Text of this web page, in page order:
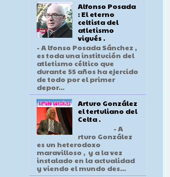
Alfonso Posada
: El eterno
celtista del
atletismo
vigués .
- A lfonso Posada Sánchez ,
es toda una institución del
atletismo céltico que
durante 55 años ha ejercido
de todo por el primer
depor...
Arturo González
el tertuliano del
Celta .
- A
rturo González
es un heterodoxo
maravilloso , y a la vez
instalado en la actualidad
y viendo el mundo des...